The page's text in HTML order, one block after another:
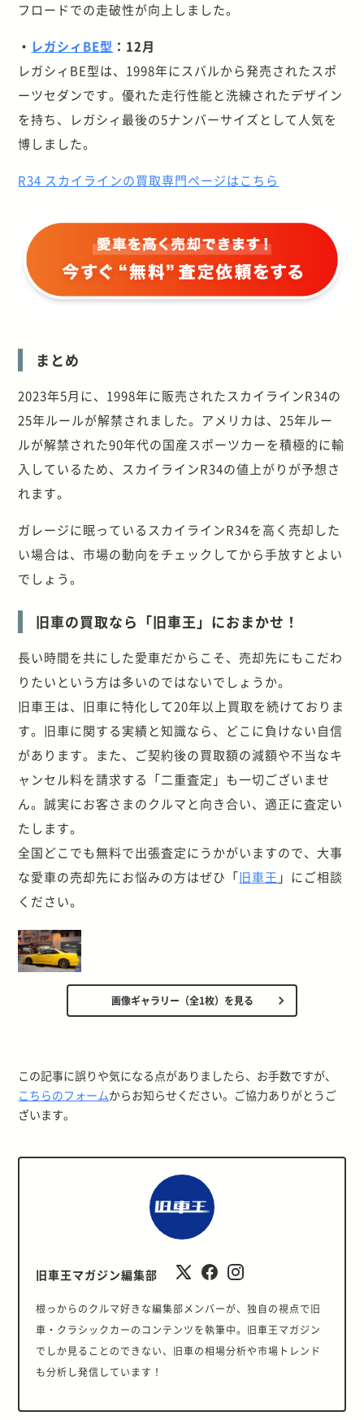
フロードでの走破性が向上しました。
・ レガシィBE型 ：12月
レガシィBE型は、1998年にスバルから発売されたスポ
ーツセダンです。優れた走行性能と洗練されたデザイン
を持ち、レガシィ最後の5ナンバーサイズとして人気を
博しました。
R34 スカイラインの買取専門ページはこちら
まとめ
2023年5月に、1998年に販売されたスカイラインR34の
25年ルールが解禁されました。アメリカは、25年ルー
ルが解禁された90年代の国産スポーツカーを積極的に輸
入しているため、スカイラインR34の値上がりが予想さ
れます。
ガレージに眠っているスカイラインR34を高く売却した
い場合は、市場の動向をチェックしてから手放すとよい
でしょう。
旧車の買取なら「旧車王」におまかせ！
長い時間を共にした愛車だからこそ、売却先にもこだわ
りたいという方は多いのではないでしょうか。
旧車王は、旧車に特化して20年以上買取を続けておりま
す。旧車に関する実績と知識なら、どこに負けない自信
があります。また、ご契約後の買取額の減額や不当なキ
ャンセル料を請求する「二重査定」も一切ございませ
ん。誠実にお客さまのクルマと向き合い、適正に査定い
たします。
全国どこでも無料で出張査定にうかがいますので、大事
な愛車の売却先にお悩みの方はぜひ「旧車王 」にご相談
ください。
画像ギャラリー（全1枚）を見る
この記事に誤りや気になる点がありましたら、お手数ですが、
こちらのフォームからお知らせください。ご協力ありがとうご
ざいます。
旧車王マガジン編集部
根っからのクルマ好きな編集部メンバーが、独自の視点で旧
車・クラシックカーのコンテンツを執筆中。旧車王マガジン
でしか見ることのできない、旧車の相場分析や市場トレンド
も分析し発信しています！